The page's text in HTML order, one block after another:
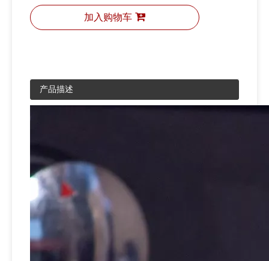
加入购物车
产品描述